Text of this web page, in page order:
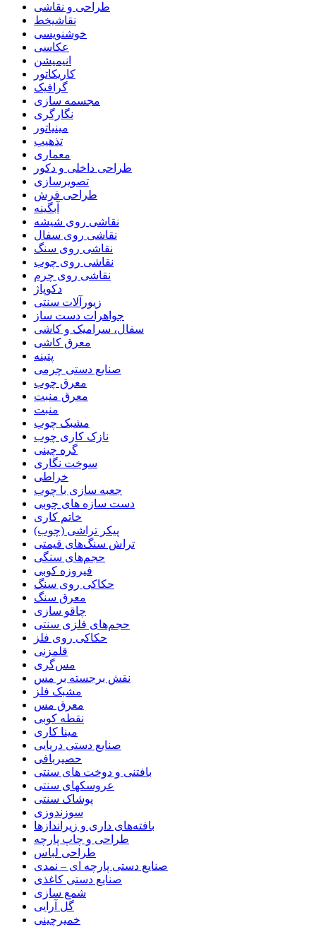
طراحی و نقاشی
نقاشیخط
خوشنویسی
عکاسی
انیمیشن
کاریکاتور
گرافیک
مجسمه سازی
نگارگری
مینیاتور
تذهیب
معماری
طراحی داخلی و دکور
تصویرسازی
طراحی فرش
آبگینه
نقاشی روی شیشه
نقاشی روی سفال
نقاشی روی سنگ
نقاشی روی چوب
نقاشی روی چرم
دکوپاژ
زیورآلات سنتی
جواهرات دست ساز
سفال، سرامیک و کاشی
معرق کاشی
پتینه
صنایع دستی چرمی
معرق چوب
معرق منبت
منبت
مشبک چوب
نازک کاری چوب
گره چینی
سوخت نگاری
خراطی
جعبه سازی با چوب
دست سازه های چوبی
خاتم کاری
پیکر تراشی (چوب)
تراش سنگ‌های قیمتی
حجم‌های سنگی
فیروزه کوبی
حکاکی روی سنگ
معرق سنگ
چاقو سازی
حجم‌های فلزی سنتی
حکاکی روی فلز
قلمزنی
مس‌گری
نقش برجسته بر مس
مشبک فلز
معرق مس
نقطه کوبی
مینا کاری
صنایع دستی دریایی
حصیربافی
بافتنی‌ و دوخت های سنتی
عروسکهای سنتی
پوشاک سنتی
سوزندوزی
بافته‌های داری و زیراندازها
طراحی و چاپ پارچه
طراحی لباس
صنایع دستی پارچه ای – نمدی
صنایع دستی کاغذی
شمع سازی
گل آرایی
خمیرچینی